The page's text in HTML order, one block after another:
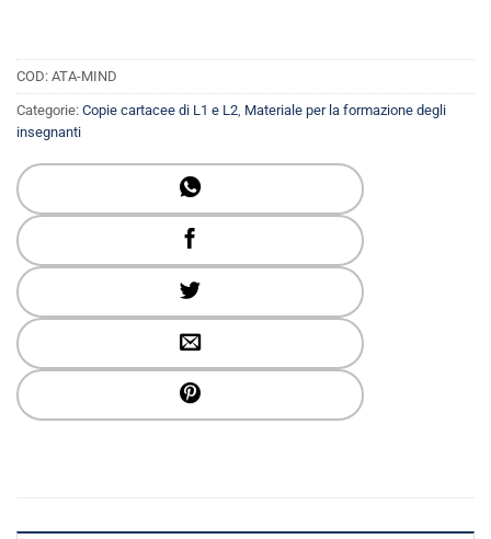
COD: ATA-MIND
Categorie: Copie cartacee di L1 e L2 Materiale per la formazione degli
insegnanti